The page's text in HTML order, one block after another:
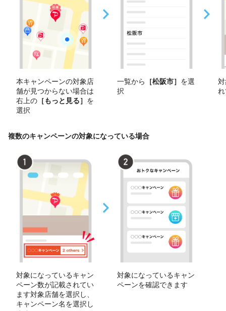
本キャンペーンの対象店
舗が見つからない場合は
右上の ［もっと見る］ を
選択
一覧から ［松阪市］ を選
択
複数のキャンペーンの対象になっている場合
対象になっているキャン
ペーン数が記載されてい
ます対象店舗を選択し、
キャンペーン名を選択し
対象になっているキャン
ペーンを確認できます